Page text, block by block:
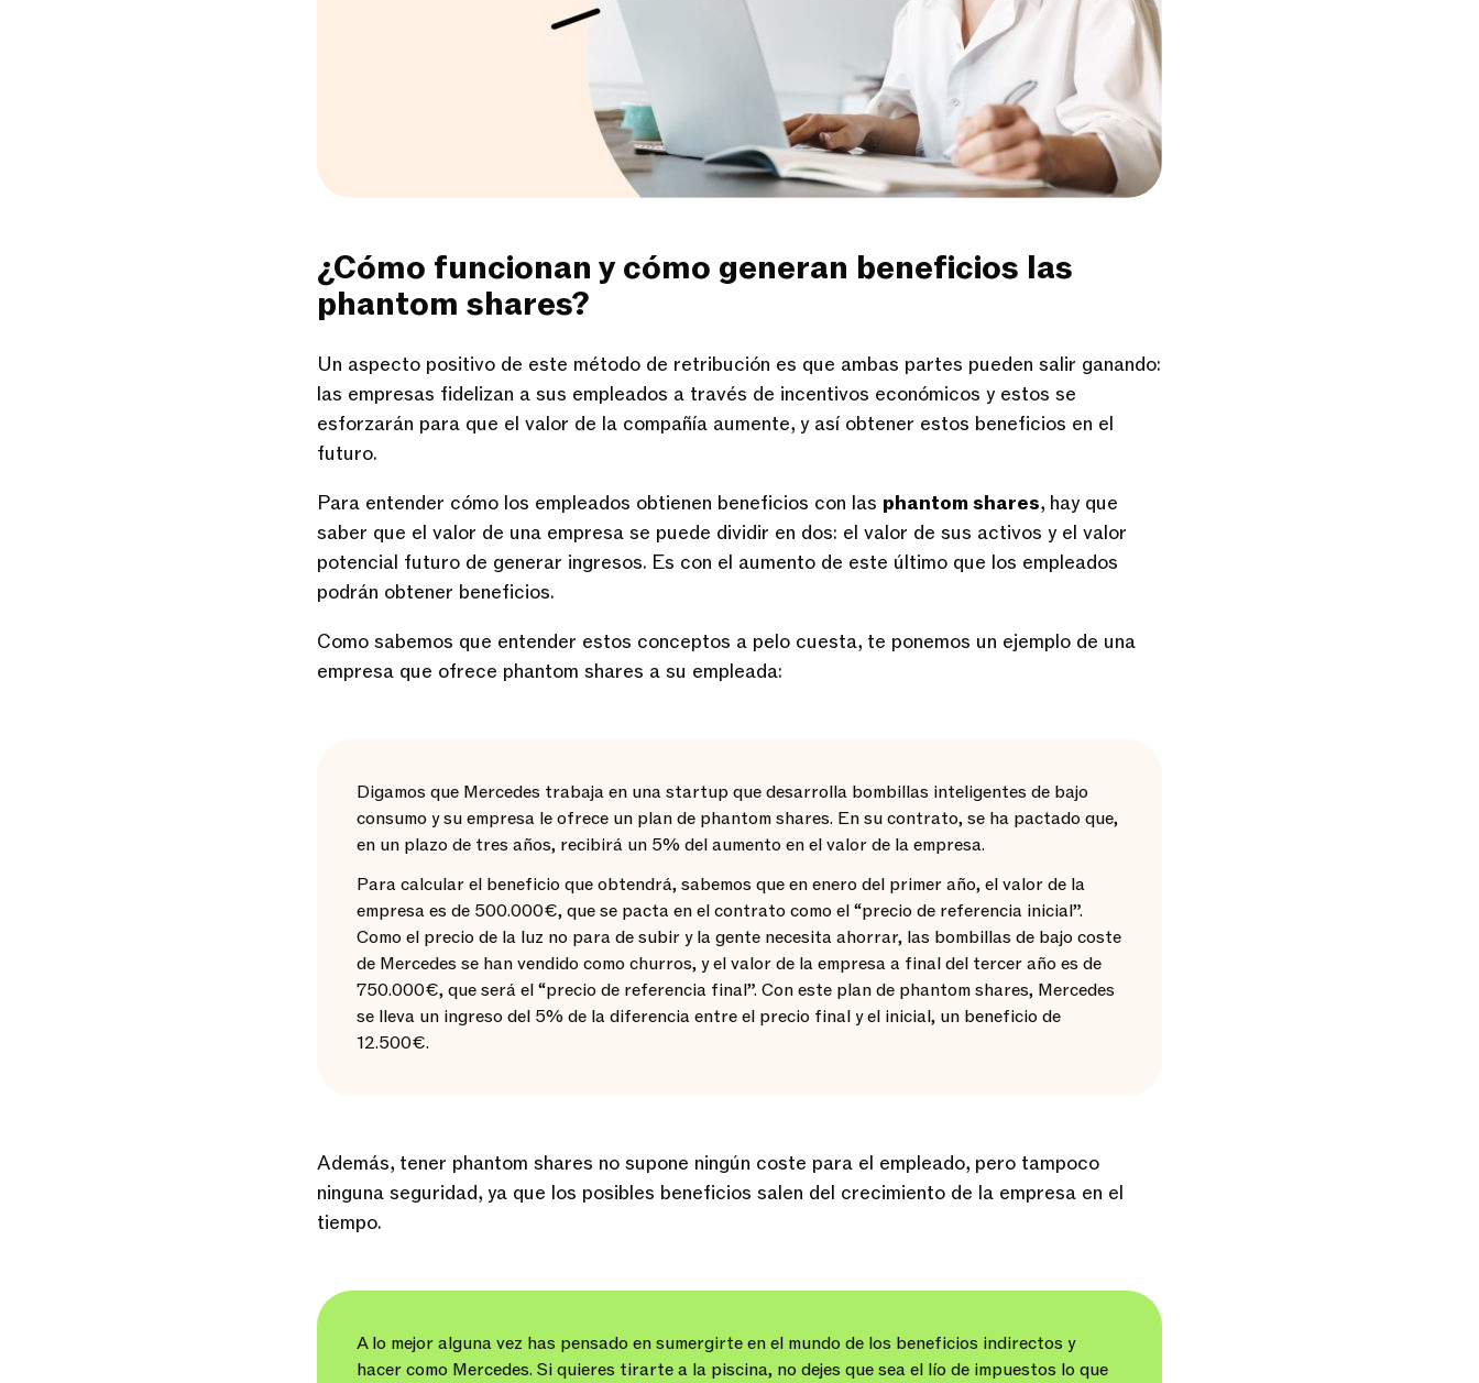
¿Cómo funcionan y cómo generan beneficios las
phantom shares?
Un aspecto positivo de este método de retribución es que ambas partes pueden salir ganando:
las empresas fidelizan a sus empleados a través de incentivos económicos y estos se
esforzarán para que el valor de la compañía aumente, y así obtener estos beneficios en el
futuro.
Para entender cómo los empleados obtienen beneficios con las phantom shares, hay que
saber que el valor de una empresa se puede dividir en dos: el valor de sus activos y el valor
potencial futuro de generar ingresos. Es con el aumento de este último que los empleados
podrán obtener beneficios.
Como sabemos que entender estos conceptos a pelo cuesta, te ponemos un ejemplo de una
empresa que ofrece phantom shares a su empleada:
Digamos que Mercedes trabaja en una startup que desarrolla bombillas inteligentes de bajo
consumo y su empresa le ofrece un plan de phantom shares. En su contrato, se ha pactado que,
en un plazo de tres años, recibirá un 5% del aumento en el valor de la empresa.
Para calcular el beneficio que obtendrá, sabemos que en enero del primer año, el valor de la
empresa es de 500.000€, que se pacta en el contrato como el “precio de referencia inicial”.
Como el precio de la luz no para de subir y la gente necesita ahorrar, las bombillas de bajo coste
de Mercedes se han vendido como churros, y el valor de la empresa a final del tercer año es de
750.000€, que será el “precio de referencia final”. Con este plan de phantom shares, Mercedes
se lleva un ingreso del 5% de la diferencia entre el precio final y el inicial, un beneficio de
12.500€.
Además, tener phantom shares no supone ningún coste para el empleado, pero tampoco
ninguna seguridad, ya que los posibles beneficios salen del crecimiento de la empresa en el
tiempo.
A lo mejor alguna vez has pensado en sumergirte en el mundo de los beneficios indirectos y
hacer como Mercedes. Si quieres tirarte a la piscina, no dejes que sea el lío de impuestos lo que